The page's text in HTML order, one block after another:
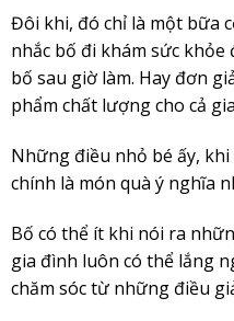
Đôi khi, đó chỉ là một bữa
nhắc bố đi khám sức
bố sau giờ làm. Hay đơn
phẩm chất lượng cho cả
Những điều nhỏ bé ấy,
chính là món quà ý nghĩa
Bố có thể ít khi nói ra
gia đình luôn có thể lắng
chăm sóc từ những điều